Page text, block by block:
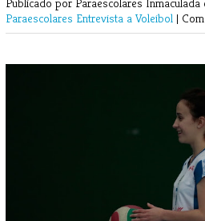
Paraescolares Entrevista a Voleibol |